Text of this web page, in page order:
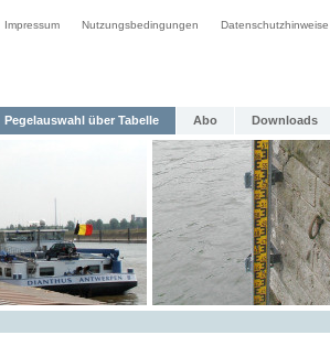
Impressum Nutzungsbedingungen Datenschutzhinweise
Pegelauswahl über Tabelle Abo Downloads